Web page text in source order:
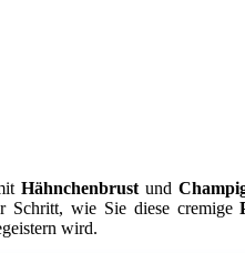
Hähnchenbrustund
Schritt, wie Sie diese cremige
wird.